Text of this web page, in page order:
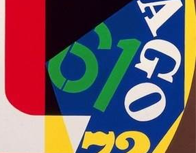
BREAKING NEWS ///